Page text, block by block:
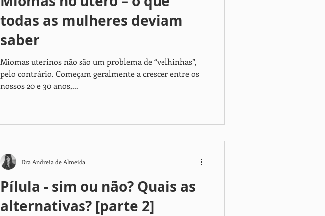
todas as mulheres deviam
saber
Miomas uterinos não são um problema de “velhinhas”,
pelo contrário. Começam geralmente a crescer entre os
nossos 20 e 30 anos,...
Pílula - sim ou não? Quais as
alternativas? [parte 2]
Dra Andreia de Almeida